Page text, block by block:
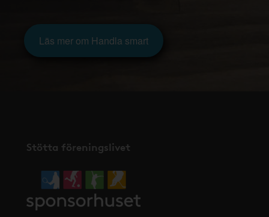
Läs mer om Handla smart
Stötta föreningslivet